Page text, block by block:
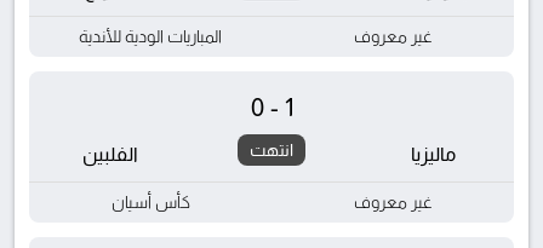
غير معروف المباريات الودية للأندية
ماليزيا
0-1
انتهت الفلبين
غير معروف كأس أسيان